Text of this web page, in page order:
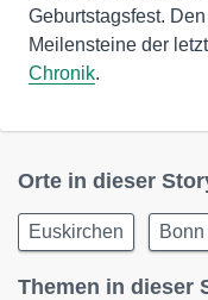
Geburtstagsfest.
Meilensteine der
Chronik.
Orte in dieser
Euskirchen Bonn
Themen in dieser